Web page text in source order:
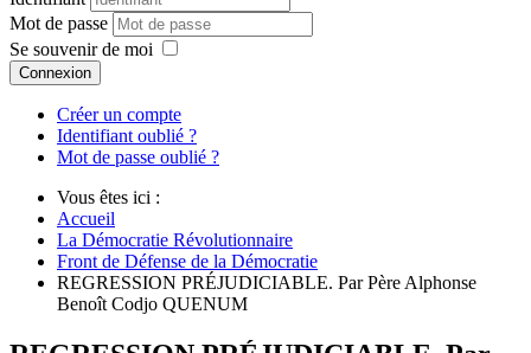
Mot de passe
Se souvenir de moi
Connexion
Créer un compte
Identifiant oublié ?
Mot de passe oublié ?
Vous êtes ici :
Accueil
La Démocratie Révolutionnaire
Front de Défense de la Démocratie
REGRESSION PRÉJUDICIABLE. Par Père Alphonse
Benoît Codjo QUENUM